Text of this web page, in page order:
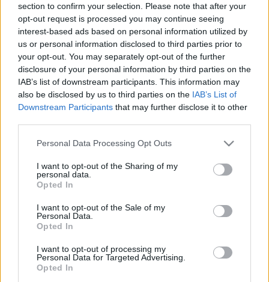
section to confirm your selection. Please note that after your
opt-out request is processed you may continue seeing
interest-based ads based on personal information utilized by
us or personal information disclosed to third parties prior to
your opt-out. You may separately opt-out of the further
disclosure of your personal information by third parties on the
IAB’s list of downstream participants. This information may
also be disclosed by us to third parties on the IAB’s List of
Downstream Participants that may further disclose it to other
Please note that this website/app uses one or more Google
not limited to your visit or usage behaviour. You may click to
grant or deny consent to Google and its third-party tags to
use your data for below specified purposes in below Google
consent section.
Personal Data Processing Opt Outs
I want to opt-out of the Sharing of my
personal data.
Opted In
I want to opt-out of the Sale of my
Personal Data.
Opted In
I want to opt-out of processing my
Personal Data for Targeted Advertising.
Opted In
2023. szeptember 18.
Szeptember 17-én ezúttal Triesztbe érkezett az első
teljes körútját teljesítő USS Gerald R. Ford, az
amerikai repülőgép-hordozók új osztályának első